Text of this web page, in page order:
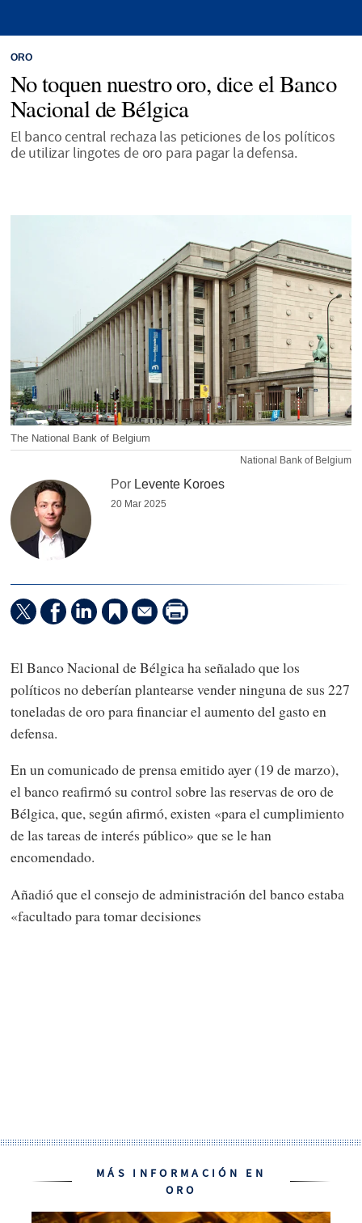
ORO
No toquen nuestro oro, dice el Banco
Nacional de Bélgica
El banco central rechaza las peticiones de los políticos
de utilizar lingotes de oro para pagar la defensa.
The National Bank of Belgium
National Bank of Belgium
Por Levente Koroes
20 Mar 2025
El Banco Nacional de Bélgica ha señalado que los
políticos no deberían plantearse vender ninguna de sus 227
toneladas de oro para financiar el aumento del gasto en
defensa.
En un comunicado de prensa emitido ayer (19 de marzo),
el banco reafirmó su control sobre las reservas de oro de
Bélgica, que, según afirmó, existen «para el cumplimiento
de las tareas de interés público» que se le han
encomendado.
Añadió que el consejo de administración del banco estaba
«facultado para tomar decisiones
MÁS INFORMACIÓN EN
ORO